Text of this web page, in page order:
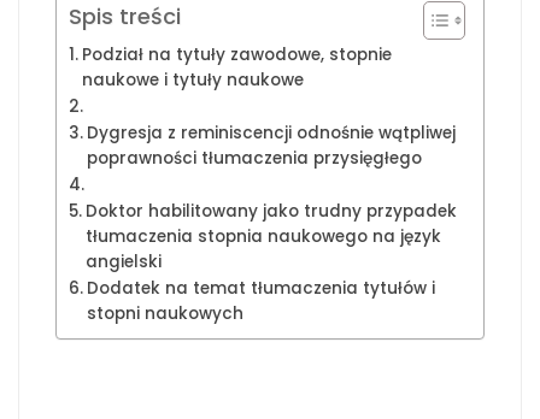
Spis treści
Podział na tytuły zawodowe, stopnie
naukowe i tytuły naukowe
Dygresja z reminiscencji odnośnie wątpliwej
poprawności tłumaczenia przysięgłego
Doktor habilitowany jako trudny przypadek
tłumaczenia stopnia naukowego na język
angielski
Dodatek na temat tłumaczenia tytułów i
stopni naukowych